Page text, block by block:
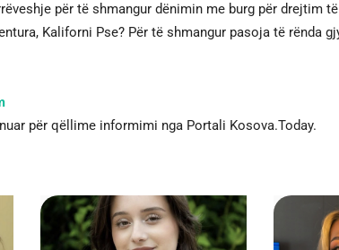
për të shmangur dënimin me burg për drejtim
Kaliforni Pse? Për të shmangur pasoja të rënda
për qëllime informimi nga Portali Kosova.Today.